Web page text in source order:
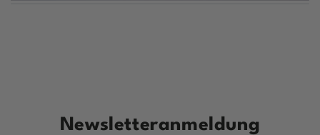
Newsletteranmeldung